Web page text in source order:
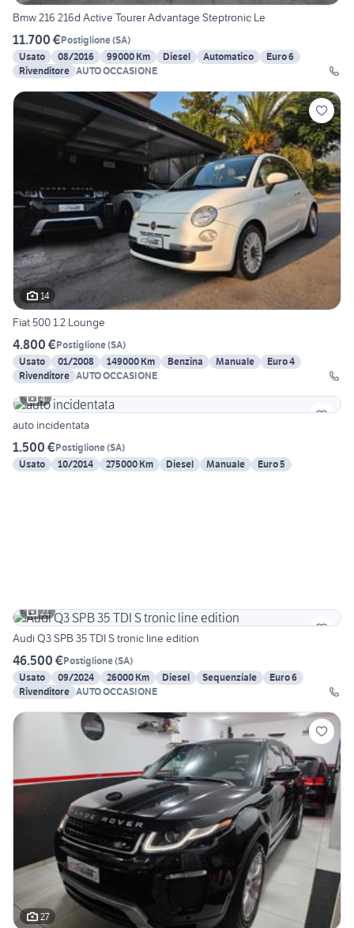
Bmw 216 216d Active Tourer Advantage Steptronic Le
11.700 €Postiglione(SA)
Usato
08/2016 99000 Km Diesel Automatico
Euro 6
Rivenditore AUTO OCCASIONE
14
Fiat 500 1.2 Lounge
4.800 €Postiglione(SA)
Usato
01/2008 149000 Km Benzina Manuale
Euro 4
Rivenditore AUTO OCCASIONE
4
auto incidentata
1.500 €Postiglione(SA)
Usato
10/2014 275000 Km Diesel Manuale Euro 5
21
Audi Q3 SPB 35 TDI S tronic line edition
46.500 €Postiglione(SA)
Usato
09/2024 26000 Km Diesel Sequenziale
Euro 6
Rivenditore AUTO OCCASIONE
27